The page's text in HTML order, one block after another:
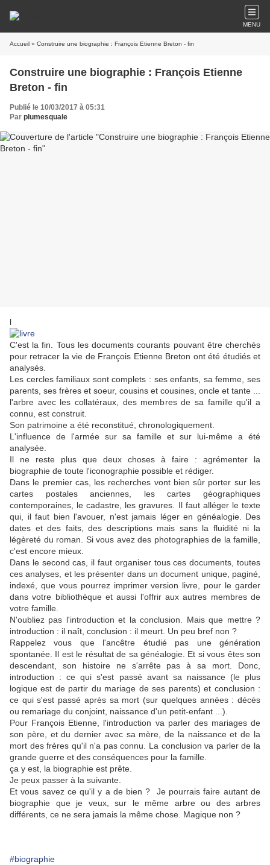
MENU
Accueil » Construire une biographie : François Etienne Breton - fin
Construire une biographie : François Etienne
Breton - fin
Publié le 10/03/2017 à 05:31
Par plumesquale
l
C'est la fin. Tous les documents courants pouvant être cherchés
pour retracer la vie de François Etienne Breton ont été étudiés et
analysés.
Les cercles familiaux sont complets : ses enfants, sa femme, ses
parents, ses frères et soeur, cousins et cousines, oncle et tante ...
l'arbre avec les collatéraux, des membres de sa famille qu'il a
connu, est construit.
Son patrimoine a été reconstitué, chronologiquement.
L'influence de l'armée sur sa famille et sur lui-même a été
analysée.
Il ne reste plus que deux choses à faire : agrémenter la
biographie de toute l'iconographie possible et rédiger.
Dans le premier cas, les recherches vont bien sûr porter sur les
cartes postales anciennes, les cartes géographiques
contemporaines, le cadastre, les gravures. Il faut alléger le texte
qui, il faut bien l'avouer, n'est jamais léger en généalogie. Des
dates et des faits, des descriptions mais sans la fluidité ni la
légèreté du roman. Si vous avez des photographies de la famille,
c'est encore mieux.
Dans le second cas, il faut organiser tous ces documents, toutes
ces analyses, et les présenter dans un document unique, paginé,
indexé, que vous pourrez imprimer version livre, pour le garder
dans votre bibliothèque et aussi l'offrir aux autres membres de
votre famille.
N'oubliez pas l'introduction et la conclusion. Mais que mettre ?
introduction : il naît, conclusion : il meurt. Un peu bref non ?
Rappelez vous que l'ancêtre étudié pas une génération
spontanée. Il est le résultat de sa généalogie. Et si vous êtes son
descendant, son histoire ne s'arrête pas à sa mort. Donc,
introduction : ce qui s'est passé avant sa naissance (le plus
logique est de partir du mariage de ses parents) et conclusion :
ce qui s'est passé après sa mort (sur quelques années : décès
ou remariage du conjoint, naissance d'un petit-enfant ...).
Pour François Etienne, l'introduction va parler des mariages de
son père, et du dernier avec sa mère, de la naissance et de la
mort des frères qu'il n'a pas connu. La conclusion va parler de la
grande guerre et des conséquences pour la famille.
ça y est, la biographie est prête.
Je peux passer à la suivante.
Et vous savez ce qu'il y a de bien ? Je pourrais faire autant de
biographie que je veux, sur le même arbre ou des arbres
différents, ce ne sera jamais la même chose. Magique non ?
#biographie